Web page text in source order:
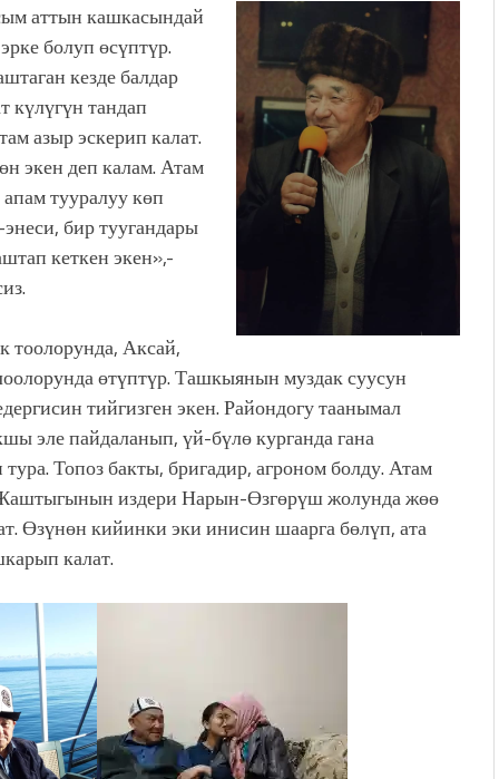
аттын кашкасындай
болуп өсүптүр.
кезде балдар
күлүгүн тандап
азыр эскерип калат.
экен деп калам. Атам
тууралуу көп
бир туугандары
кеткен экен»,-
Аксай,
өтүптүр. Ташкыянын муздак суусун
тийгизген экен. Райондогу таанымал
эле пайдаланып, үй-бүлө курганда гана
Топоз бакты, бригадир, агроном болду. Атам
Жаштыгынын издери Нарын-Өзгөрүш жолунда жөө
Өзүнөн кийинки эки инисин шаарга бөлүп, ата
калат.